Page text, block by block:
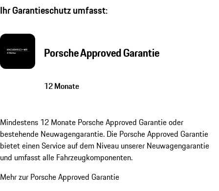
Ihr Garantieschutz umfasst:
Porsche Approved Garantie
12 Monate
Mindestens 12 Monate Porsche Approved Garantie oder
bestehende Neuwagengarantie. Die Porsche Approved Garantie
bietet einen Service auf dem Niveau unserer Neuwagengarantie
und umfasst alle Fahrzeugkomponenten.
Mehr zur Porsche Approved Garantie